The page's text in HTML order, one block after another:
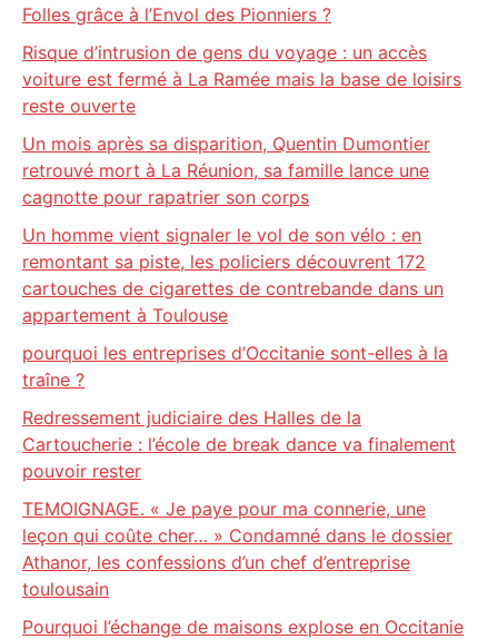
Folles grâce à l’Envol des Pionniers ?
Risque d’intrusion de gens du voyage : un accès
voiture est fermé à La Ramée mais la base de loisirs
reste ouverte
Un mois après sa disparition, Quentin Dumontier
retrouvé mort à La Réunion, sa famille lance une
cagnotte pour rapatrier son corps
Un homme vient signaler le vol de son vélo : en
remontant sa piste, les policiers découvrent 172
cartouches de cigarettes de contrebande dans un
appartement à Toulouse
pourquoi les entreprises d’Occitanie sont-elles à la
traîne ?
Redressement judiciaire des Halles de la
Cartoucherie : l’école de break dance va finalement
pouvoir rester
TEMOIGNAGE. « Je paye pour ma connerie, une
leçon qui coûte cher… » Condamné dans le dossier
Athanor, les confessions d’un chef d’entreprise
toulousain
Pourquoi l’échange de maisons explose en Occitanie